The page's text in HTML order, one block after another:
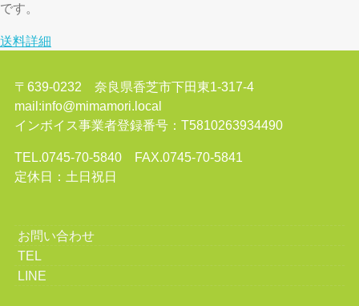
です。
送料詳細
〒639-0232 奈良県香芝市下田東1-317-4
mail:info@mimamori.local
インボイス事業者登録番号：T5810263934490
TEL.0745-70-5840 FAX.0745-70-5841
定休日：土日祝日
お問い合わせ
TEL
LINE